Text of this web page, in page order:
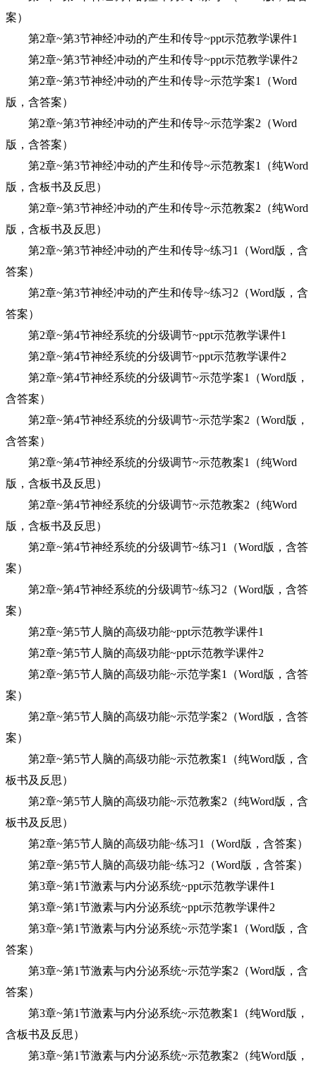
案）
第2章~第3节神经冲动的产生和传导~ppt示范教学课件1
第2章~第3节神经冲动的产生和传导~ppt示范教学课件2
第2章~第3节神经冲动的产生和传导~示范学案1（Word
版，含答案）
第2章~第3节神经冲动的产生和传导~示范学案2（Word
版，含答案）
第2章~第3节神经冲动的产生和传导~示范教案1（纯Word
版，含板书及反思）
第2章~第3节神经冲动的产生和传导~示范教案2（纯Word
版，含板书及反思）
第2章~第3节神经冲动的产生和传导~练习1（Word版，含
答案）
第2章~第3节神经冲动的产生和传导~练习2（Word版，含
答案）
第2章~第4节神经系统的分级调节~ppt示范教学课件1
第2章~第4节神经系统的分级调节~ppt示范教学课件2
第2章~第4节神经系统的分级调节~示范学案1（Word版，
含答案）
第2章~第4节神经系统的分级调节~示范学案2（Word版，
含答案）
第2章~第4节神经系统的分级调节~示范教案1（纯Word
版，含板书及反思）
第2章~第4节神经系统的分级调节~示范教案2（纯Word
版，含板书及反思）
第2章~第4节神经系统的分级调节~练习1（Word版，含答
案）
第2章~第4节神经系统的分级调节~练习2（Word版，含答
案）
第2章~第5节人脑的高级功能~ppt示范教学课件1
第2章~第5节人脑的高级功能~ppt示范教学课件2
第2章~第5节人脑的高级功能~示范学案1（Word版，含答
案）
第2章~第5节人脑的高级功能~示范学案2（Word版，含答
案）
第2章~第5节人脑的高级功能~示范教案1（纯Word版，含
板书及反思）
第2章~第5节人脑的高级功能~示范教案2（纯Word版，含
板书及反思）
第2章~第5节人脑的高级功能~练习1（Word版，含答案）
第2章~第5节人脑的高级功能~练习2（Word版，含答案）
第3章~第1节激素与内分泌系统~ppt示范教学课件1
第3章~第1节激素与内分泌系统~ppt示范教学课件2
第3章~第1节激素与内分泌系统~示范学案1（Word版，含
答案）
第3章~第1节激素与内分泌系统~示范学案2（Word版，含
答案）
第3章~第1节激素与内分泌系统~示范教案1（纯Word版，
含板书及反思）
第3章~第1节激素与内分泌系统~示范教案2（纯Word版，